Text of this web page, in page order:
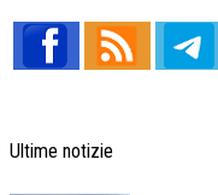
Ultime notizie